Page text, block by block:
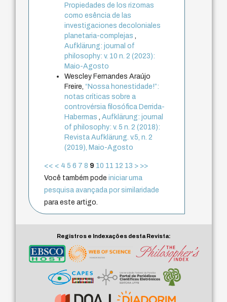
Propiedades de los rizomas
como esência de las
investigaciones decoloniales
planetaria-complejas,
Aufklärung: journal of
philosophy: v. 10 n. 2 (2023):
Maio-Agosto
Wescley Fernandes Araújo
Freire,“Nossa honestidade!”:
notas críticas sobre a
controvérsia filosófica Derrida-
Habermas,Aufklärung: journal
of philosophy: v. 5 n. 2 (2018):
Revista Aufklärung. v.5, n. 2
(2019), Maio-Agosto
<< < 4 5 6 7 8 9 10 11 12 13 > >>
Você também podeiniciar uma
pesquisa avançada por similaridade
para este artigo.
Registros e Indexações desta Revista: